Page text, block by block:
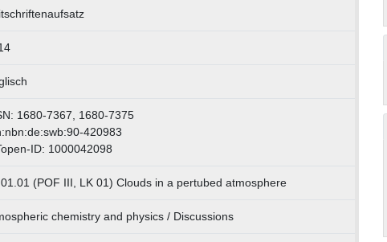
1680-7367, 1680-7375
420983
ID: 1000042098
(POF III, LK 01) Clouds in a pertubed atmosphere
chemistry and physics / Discussions